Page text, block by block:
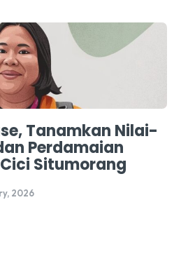
Tanamkan Nilai-
Perdamaian
Situmorang
2026